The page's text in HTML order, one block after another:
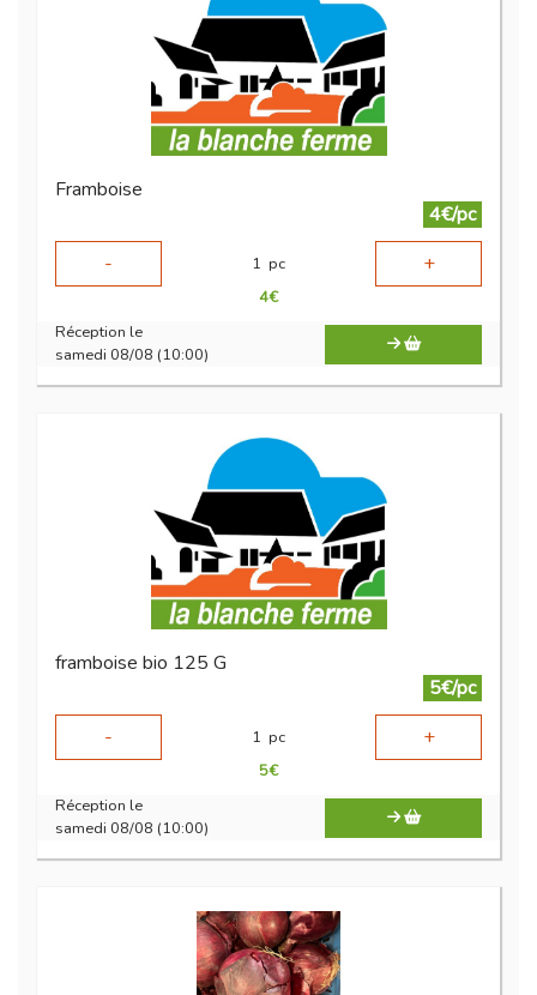
Framboise
4€/pc
-
1 pc +
4€
Réception le
samedi 08/08 (10:00)
framboise bio 125 G
5€/pc
-
1 pc +
5€
Réception le
samedi 08/08 (10:00)